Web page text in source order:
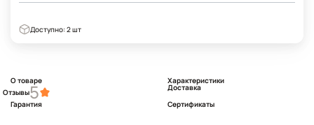
Доступно: 2 шт
О товаре
Характеристики
Отзывы5
Доставка
Гарантия
Сертификаты